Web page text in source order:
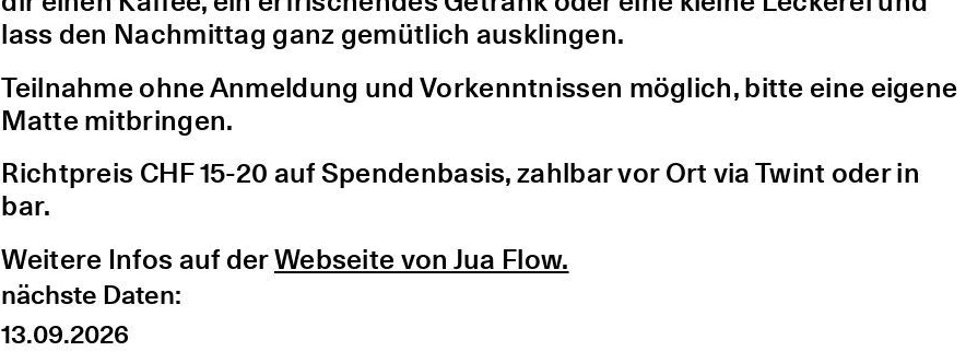
lass den Nachmittag ganz gemütlich ausklingen.
Teilnahme ohne Anmeldung und Vorkenntnissen möglich, bitte eine eigene
Matte mitbringen.
Richtpreis CHF 15-20 auf Spendenbasis, zahlbar vor Ort via Twint oder in
bar.
Weitere Infos auf derWebseite von Jua Flow.
nächste Daten:
13.09.2026